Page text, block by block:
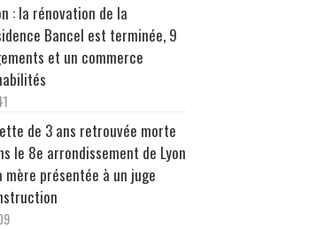
: la rénovation de la
Bancel est terminée, 9
et un commerce
de 3 ans retrouvée morte
le 8e arrondissement de Lyon
mère présentée à un juge